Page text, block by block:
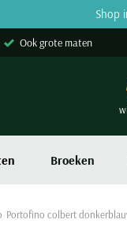
Shop
Ook grote maten
Broeken
Portofino colbert